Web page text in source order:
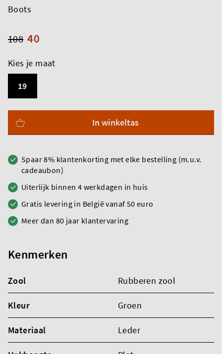
Boots
40
108
Kies je maat
19
In winkeltas
Spaar 8% klantenkorting met elke bestelling (m.u.v.
cadeaubon)
Uiterlijk binnen 4 werkdagen in huis
Gratis levering in België vanaf 50 euro
Meer dan 80 jaar klantervaring
Kenmerken
Zool Rubberen zool
Kleur Groen
Materiaal Leder